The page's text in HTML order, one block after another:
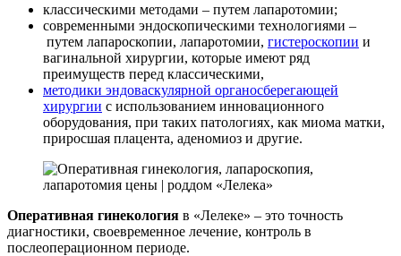
классическими методами – путем лапаротомии;
современными эндоскопическими технологиями –
путем лапароскопии, лапаротомии, гистероскопии и
вагинальной хирургии, которые имеют ряд
преимуществ перед классическими,
методики эндоваскулярной органосберегающей
хирургии с использованием инновационного
оборудования, при таких патологиях, как миома матки,
приросшая плацента, аденомиоз и другие.
Оперативная гинекология в «Лелеке» – это точность
диагностики, своевременное лечение, контроль в
послеоперационном периоде.